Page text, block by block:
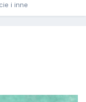
i inne